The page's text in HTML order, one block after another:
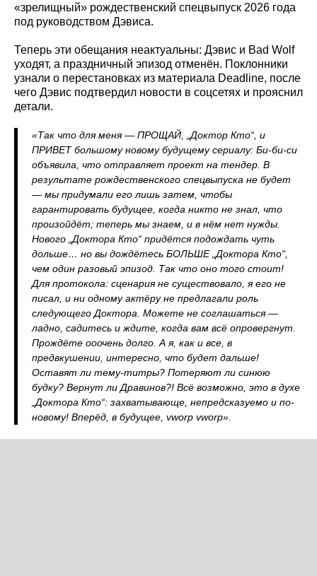
«зрелищный» рождественский спецвыпуск 2026 года
под руководством Дэвиса.
Теперь эти обещания неактуальны: Дэвис и Bad Wolf
уходят, а праздничный эпизод отменён. Поклонники
узнали о перестановках из материала Deadline, после
чего Дэвис подтвердил новости в соцсетях и прояснил
детали.
«Так что для меня — ПРОЩАЙ, „Доктор Кто“, и
ПРИВЕТ большому новому будущему сериалу: Би-би-си
объявила, что отправляет проект на тендер. В
результате рождественского спецвыпуска не будет
— мы придумали его лишь затем, чтобы
гарантировать будущее, когда никто не знал, что
произойдёт; теперь мы знаем, и в нём нет нужды.
Нового „Доктора Кто“ придётся подождать чуть
дольше… но вы дождётесь БОЛЬШЕ „Доктора Кто“,
чем один разовый эпизод. Так что оно того стоит!
Для протокола: сценария не существовало, я его не
писал, и ни одному актёру не предлагали роль
следующего Доктора. Можете не соглашаться —
ладно, садитесь и ждите, когда вам всё опровергнут.
Прождёте ооочень долго. А я, как и все, в
предвкушении, интересно, что будет дальше!
Оставят ли тему-титры? Потеряют ли синюю
будку? Вернут ли Дравинов?! Всё возможно, это в духе
„Доктора Кто“: захватывающе, непредсказуемо и по-
новому! Вперёд, в будущее, vworp vworp».